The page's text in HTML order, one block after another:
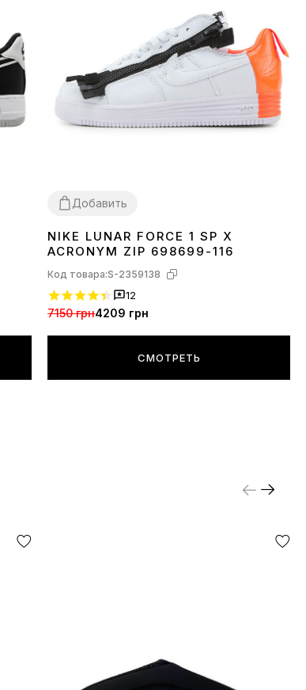
Добавить
45
NIKE LUNAR FORCE 1 SP X
ACRONYM ZIP 698699-116
Код товара:S-2359138
12
7150 грн4209 грн
СМОТРЕТЬ